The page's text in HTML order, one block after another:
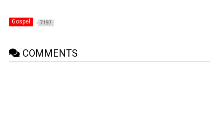
Gospel 7197
COMMENTS